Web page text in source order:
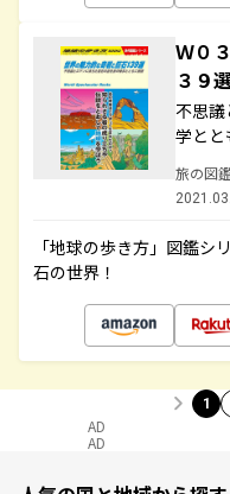
Ｗ０
３９
不思
学と
旅の図
「地球の歩き方」図鑑シ
石の世界！
1
AD
AD